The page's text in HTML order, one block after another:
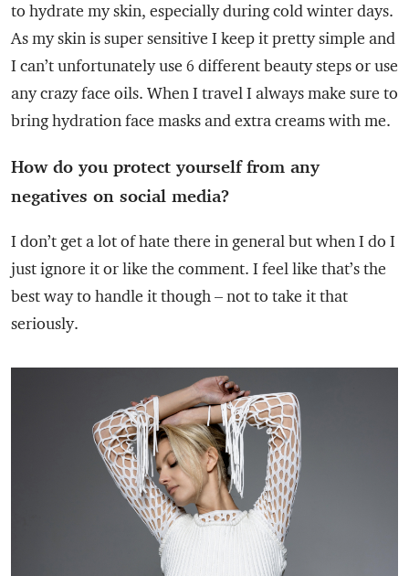
to hydrate my skin, especially during cold winter days.
As my skin is super sensitive I keep it pretty simple and
I can’t unfortunately use 6 different beauty steps or use
any crazy face oils. When I travel I always make sure to
bring hydration face masks and extra creams with me.
How do you protect yourself from any
negatives on social media?
I don’t get a lot of hate there in general but when I do I
just ignore it or like the comment. I feel like that’s the
best way to handle it though – not to take it that
seriously.